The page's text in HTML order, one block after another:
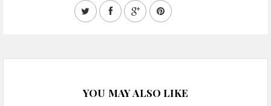
YOU MAY ALSO LIKE